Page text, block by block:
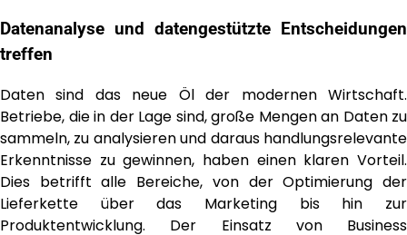
Datenanalyse und datengestützte Entscheidungen
treffen
Daten sind das neue Öl der modernen Wirtschaft.
Betriebe, die in der Lage sind, große Mengen an Daten zu
sammeln, zu analysieren und daraus handlungsrelevante
Erkenntnisse zu gewinnen, haben einen klaren Vorteil.
Dies betrifft alle Bereiche, von der Optimierung der
Lieferkette über das Marketing bis hin zur
Produktentwicklung. Der Einsatz von Business